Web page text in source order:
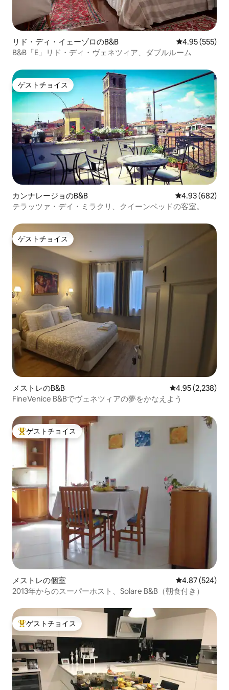
リド・ディ・イェーゾロのB&B レビュー555
4.95 (555)
B&B「E」リド・ディ・ヴェネツィア、ダブルルーム
ゲストチョイス
ゲストチョイス
カンナレージョのB&B レビュー682
4.93 (682)
テラッツァ・デイ・ミラクリ、クイーンベッドの客室。
ゲストチョイス
ゲストチョイス
メストレのB&B レビュー2,238
4.95 (2,238)
FineVenice B&Bでヴェネツィアの夢をかなえよう
大好評のゲストチョイスです。
ゲストチョイス
メストレの個室 レビュー524
4.87 (524)
2013年からのスーパーホスト、Solare B&B（朝食付き）
大好評のゲストチョイスです。
ゲストチョイス